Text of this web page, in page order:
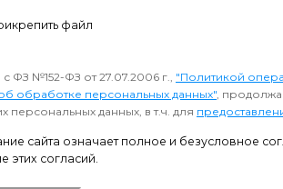
файл
с ФЗ №152-ФЗ от 27.07.2006 г., "Политикой
обработке персональных данных",
персональных данных, в т.ч. для
сайта означает полное и безусловное
этих согласий.